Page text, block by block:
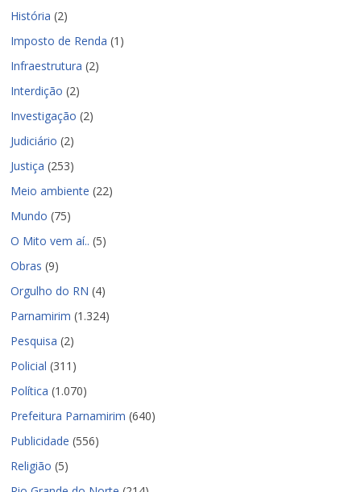
História (2)
Imposto de Renda (1)
Infraestrutura (2)
Interdição (2)
Investigação (2)
Judiciário (2)
Justiça (253)
Meio ambiente (22)
Mundo (75)
O Mito vem aí.. (5)
Obras (9)
Orgulho do RN (4)
Parnamirim (1.324)
Pesquisa (2)
Policial (311)
Política (1.070)
Prefeitura Parnamirim (640)
Publicidade (556)
Religião (5)